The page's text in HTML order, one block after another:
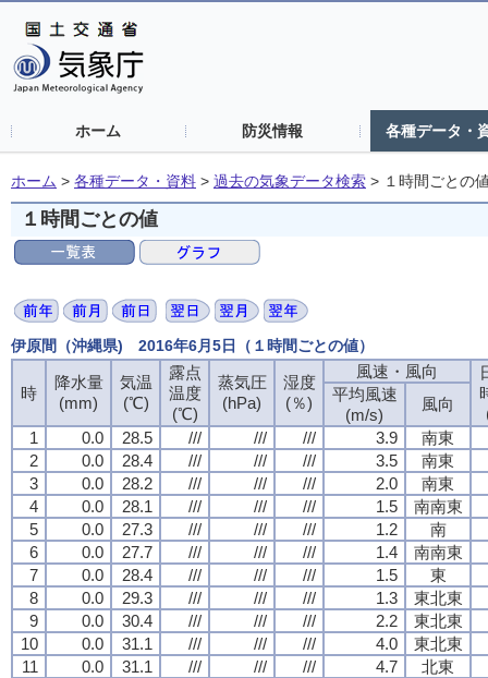
ホーム 防災情報 各種データ・
ホーム > 各種データ・資料 > 過去の気象データ検索 > １時間ごとの
１時間ごとの値
伊原間（沖縄県) 2016年6月5日（１時間ごとの値）
時
降水量
(mm)
気温
(℃)
露点
温度
(℃)
蒸気圧
(hPa)
湿度
(％)
風速・風向
平均風速
(m/s)
風向
1
0.0 28.5 /// /// /// 3.9
南東
2
0.0 28.4 /// /// /// 3.5
南東
3
0.0 28.2 /// /// /// 2.0
南東
4
0.0 28.1 /// /// /// 1.5
南南東
5
0.0 27.3 /// /// /// 1.2
南
6
0.0 27.7 /// /// /// 1.4
南南東
7
0.0 28.4 /// /// /// 1.5
東
8
0.0 29.3 /// /// /// 1.3
東北東
9
0.0 30.4 /// /// /// 2.2
東北東
10
0.0 31.1 /// /// /// 4.0
東北東
11
0.0 31.1 /// /// /// 4.7
北東